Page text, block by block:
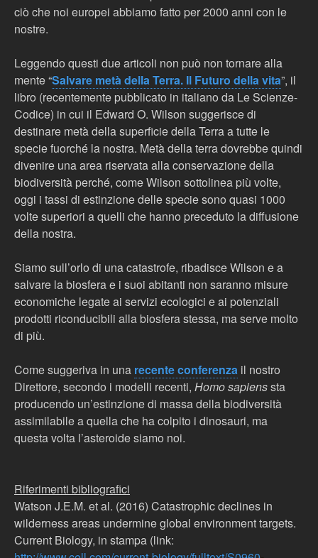
ciò che noi europei abbiamo fatto per 2000 anni con le
nostre.
Leggendo questi due articoli non può non tornare alla
mente “Salvare metà della Terra. Il Futuro della vita”, il
libro (recentemente pubblicato in italiano da Le Scienze-
Codice) in cui il Edward O. Wilson suggerisce di
destinare metà della superficie della Terra a tutte le
specie fuorché la nostra. Metà della terra dovrebbe quindi
divenire una area riservata alla conservazione della
biodiversità perché, come Wilson sottolinea più volte,
oggi i tassi di estinzione delle specie sono quasi 1000
volte superiori a quelli che hanno preceduto la diffusione
della nostra.
Siamo sull’orlo di una catastrofe, ribadisce Wilson e a
salvare la biosfera e i suoi abitanti non saranno misure
economiche legate ai servizi ecologici e ai potenziali
prodotti riconducibili alla biosfera stessa, ma serve molto
di più.
Come suggeriva in una recente conferenza il nostro
Direttore, secondo i modelli recenti, Homo sapienssta
producendo un’estinzione di massa della biodiversità
assimilabile a quella che ha colpito i dinosauri, ma
questa volta l’asteroide siamo noi.
Riferimenti bibliografici
Watson J.E.M. et al. (2016) Catastrophic declines in
wilderness areas undermine global environment targets.
Current Biology, in stampa (link: